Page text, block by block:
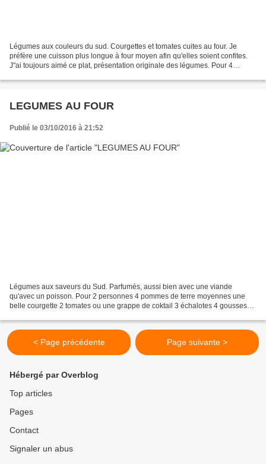
Légumes aux couleurs du sud. Courgettes et tomates cuites au four. Je
préfère une cuisson plus longue à four moyen afin qu'elles soient confites.
J"ai toujours aimé ce plat, présentation originale des légumes. Pour 4
LEGUMES AU FOUR
Publié le 03/10/2016 à 21:52
Légumes aux saveurs du Sud. Parfumés, aussi bien avec une viande
qu'avec un poisson. Pour 2 personnes 4 pommes de terre moyennes une
belle courgette 2 tomates ou une grappe de coktail 3 échalotes 4 gousses
< Page précédente Page suivante >
Hébergé par Overblog
Top articles
Pages
Contact
Signaler un abus